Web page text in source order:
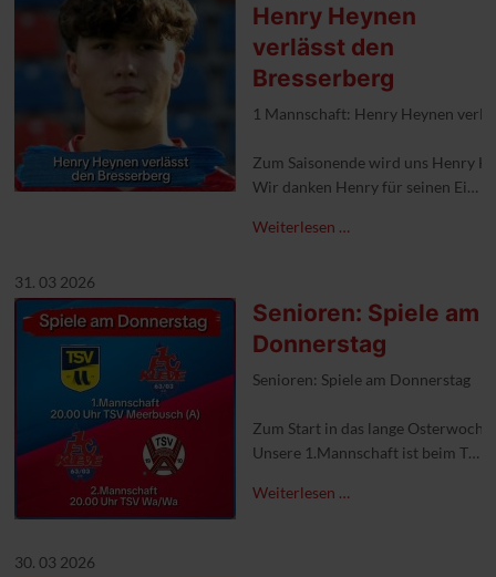
Henry Heynen
verlässt den
Bresserberg
1 Mannschaft: Henry Heynen
Zum Saisonende wird uns Henry
Wir danken Henry für seinen
#1fckleve #nummereinsimkreis
Weiterlesen …
31. 03 2026
Senioren: Spiele am
Donnerstag
Senioren: Spiele am Donnerstag
Zum Start in das lange
Unsere 1.Mannschaft ist beim
Weiterlesen …
30. 03 2026